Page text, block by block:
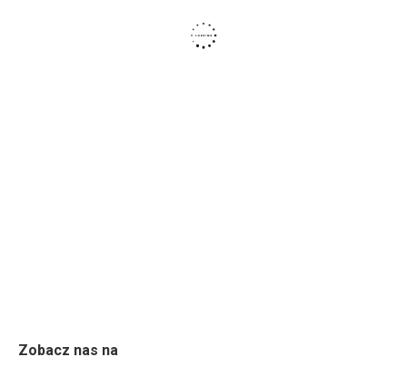
Zobacz nas na